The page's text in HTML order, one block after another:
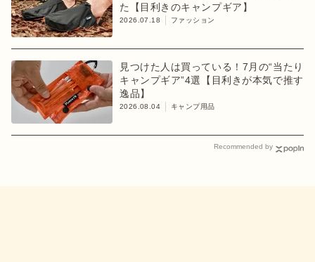
た【目利きのキャンプギア】
2026.07.18 ファッション
見つけた人は買っている！7月の“当たり
キャンプギア”4選【目利きが本気で推す
逸品】
2026.08.04 キャンプ用品
Recommended by